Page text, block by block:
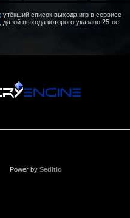
утёкший список выхода игр в сервисе
, датой выхода которого указано 25-ое
Power by Seditio